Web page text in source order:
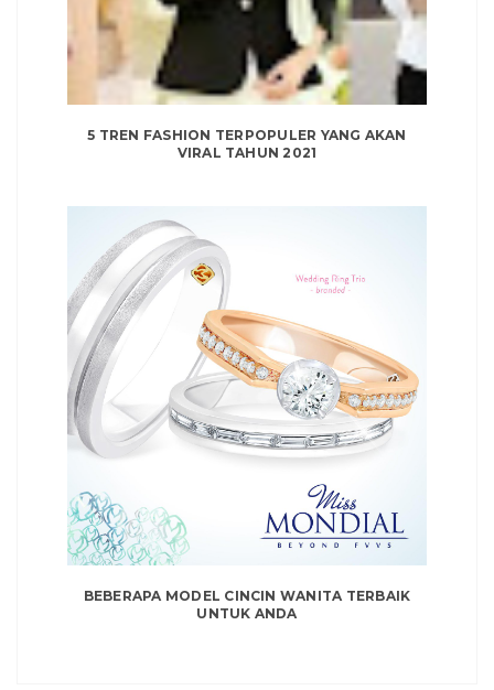
5 TREN FASHION TERPOPULER YANG AKAN
VIRAL TAHUN 2021
BEBERAPA MODEL CINCIN WANITA TERBAIK
UNTUK ANDA